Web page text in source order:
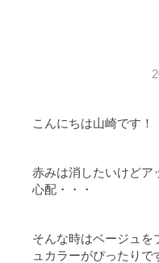
こんにちは山崎です！
赤みは消したいけどア
心配・・・
そんな時はベージュを
ュカラーがぴったりで